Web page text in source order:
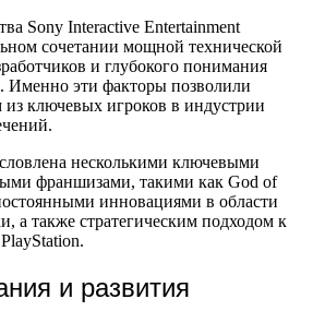
Sony Interactive Entertainment
сочетании мощной технической
и глубокого понимания
Именно эти факторы позволили
ключевых игроков в индустрии
несколькими ключевыми
франшизами, такими как God of
инновациями в области
а также стратегическим подходом к
и развития